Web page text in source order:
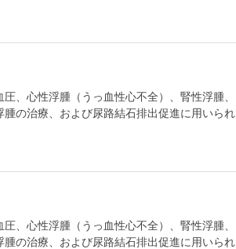
、心性浮腫（うっ血性心不全）、腎性浮腫、
の治療、および尿路結石排出促進に用いられ
、心性浮腫（うっ血性心不全）、腎性浮腫、
の治療、および尿路結石排出促進に用いられ